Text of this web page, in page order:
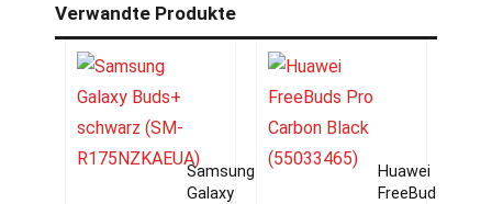
Verwandte Produkte
Samsung
Galaxy
Huawei
FreeBuds